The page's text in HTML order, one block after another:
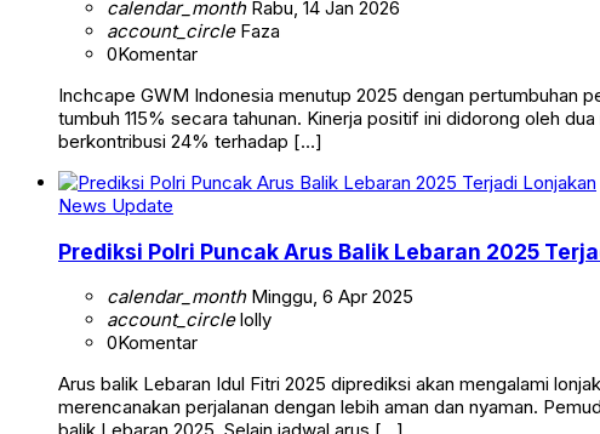
calendar_monthRabu, 14 Jan 2026
account_circleFaza
0Komentar
Inchcape GWM Indonesia menutup 2025 dengan pertumbuhan
tumbuh 115% secara tahunan. Kinerja positif ini didorong oleh
berkontribusi 24% terhadap […]
News Update
Prediksi Polri Puncak Arus Balik Lebaran 2025
calendar_monthMinggu, 6 Apr 2025
account_circlelolly
0Komentar
Arus balik Lebaran Idul Fitri 2025 diprediksi akan mengalami
merencanakan perjalanan dengan lebih aman dan nyaman.